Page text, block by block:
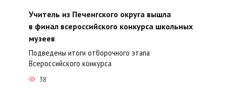
Учитель из Печенгского округа вышла
в финал всероссийского конкурса школьных
музеев
Подведены итоги отборочного этапа
Всероссийского конкурса
38